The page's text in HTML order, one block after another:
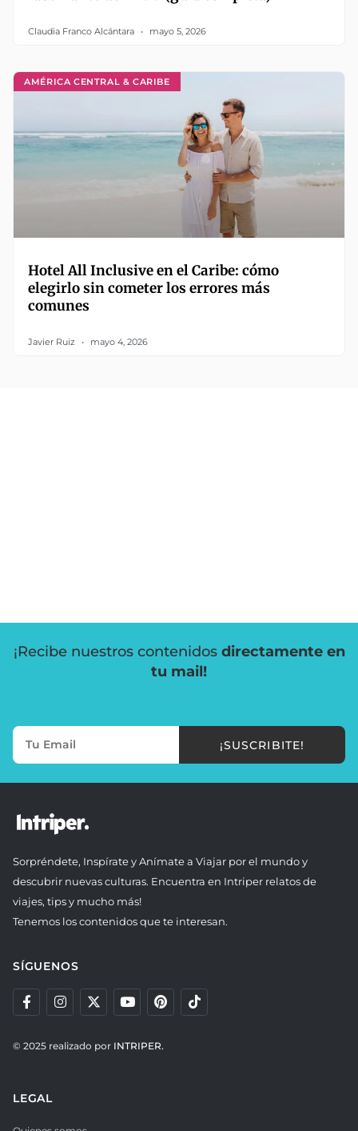
Claudia Franco Alcántara mayo 5, 2026
AMÉRICA CENTRAL & CARIBE
Hotel All Inclusive en el Caribe: cómo
elegirlo sin cometer los errores más
comunes
Javier Ruiz mayo 4, 2026
¡Recibe nuestros contenidos directamente en
tu mail!
¡SUSCRIBITE!
Sorpréndete, Inspírate y Anímate a Viajar por el mundo y
descubrir nuevas culturas. Encuentra en Intriper relatos de
viajes, tips y mucho más!
Tenemos los contenidos que te interesan.
SÍGUENOS
© 2025 realizado por INTRIPER.
LEGAL